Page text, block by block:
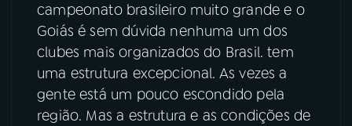
campeonato brasileiro muito grande e o
Goiás é sem dúvida nenhuma um dos
clubes mais organizados do Brasil. tem
uma estrutura excepcional. As vezes a
gente está um pouco escondido pela
região. Mas a estrutura e as condições de